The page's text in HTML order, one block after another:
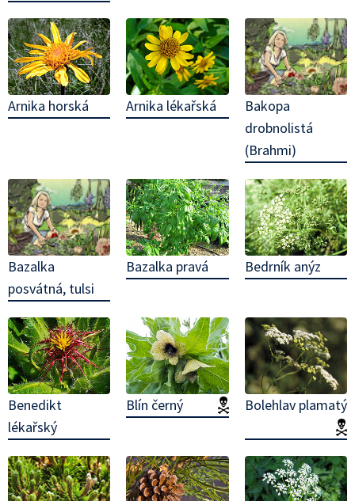
Arnika horská Arnika lékařská
Bakopa
drobnolistá
(Brahmi)
Bazalka
posvátná, tulsi
Bazalka pravá Bedrník anýz
Benedikt
lékařský
Blín černý (jedovatá!)
Bolehlav plamatý